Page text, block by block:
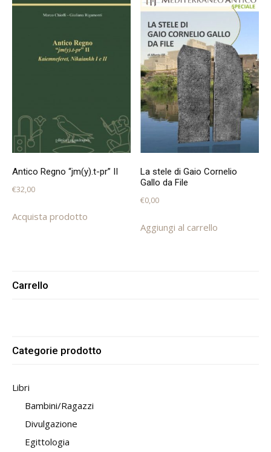
Antico Regno “jm(y).t-pr” II
€32,00
Acquista prodotto
La stele di Gaio Cornelio
Gallo da File
€0,00
Aggiungi al carrello
Carrello
Categorie prodotto
Libri
Bambini/Ragazzi
Divulgazione
Egittologia